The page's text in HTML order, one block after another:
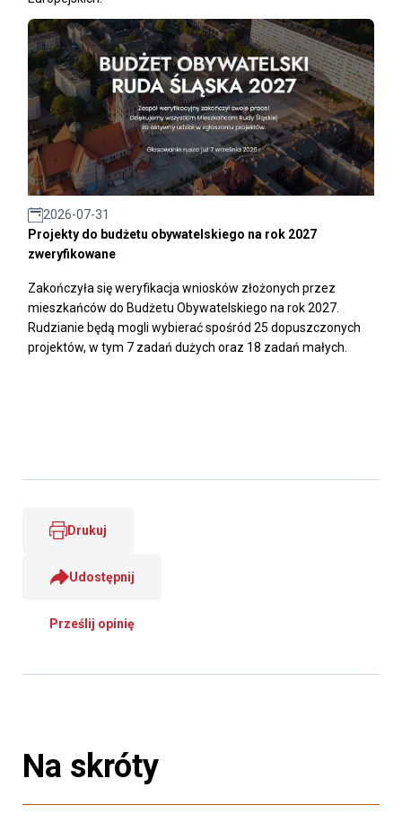
2026-07-31
Projekty do budżetu obywatelskiego na rok 2027
zweryfikowane
Zakończyła się weryfikacja wniosków złożonych przez
mieszkańców do Budżetu Obywatelskiego na rok 2027.
Rudzianie będą mogli wybierać spośród 25 dopuszczonych
projektów, w tym 7 zadań dużych oraz 18 zadań małych.
Drukuj
Udostępnij
Prześlij opinię
Na skróty